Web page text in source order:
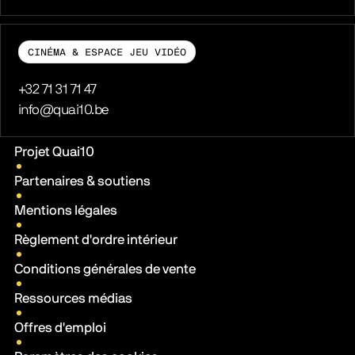
CINÉMA & ESPACE JEU VIDÉO
Téléphone
+32 71 31 71 47
E-mail
info@quai10.be
Liens pratiques
Projet Quai10
Partenaires & soutiens
Mentions légales
Règlement d'ordre intérieur
Conditions générales de vente
Ressources médias
Offres d'emploi